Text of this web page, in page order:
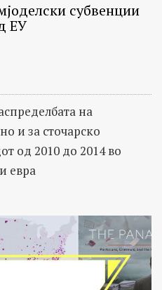
субвенции
ЕУ
на
и за сточарско
од 2010 до 2014 во
евра